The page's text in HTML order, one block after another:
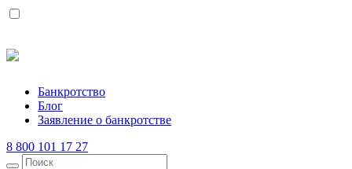
Банкротство
Блог
Заявление о банкротстве
8 800 101 17 27